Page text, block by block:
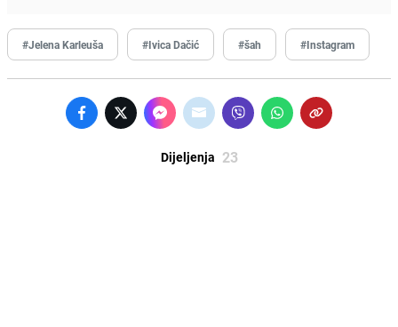
#Jelena Karleuša #Ivica Dačić #šah #Instagram
Dijeljenja 23